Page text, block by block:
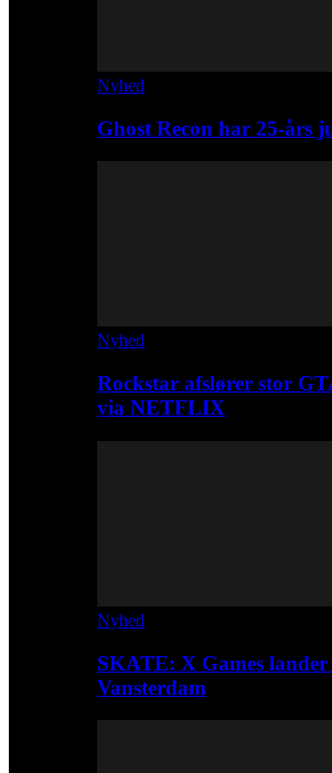
Nyhed
Ghost Recon har 25-års
Nyhed
Rockstar afslører stor
via NETFLIX
Nyhed
SKATE: X Games lander
Vansterdam